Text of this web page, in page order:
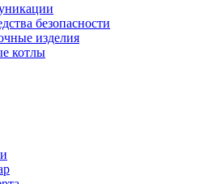
безопасности
изделия
котлы